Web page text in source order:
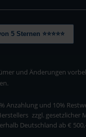
5 Sternen ⭐⭐⭐⭐⭐
und Änderungen
Anzahlung und 10%
zzgl. gesetzlicher
Deutschland ab €